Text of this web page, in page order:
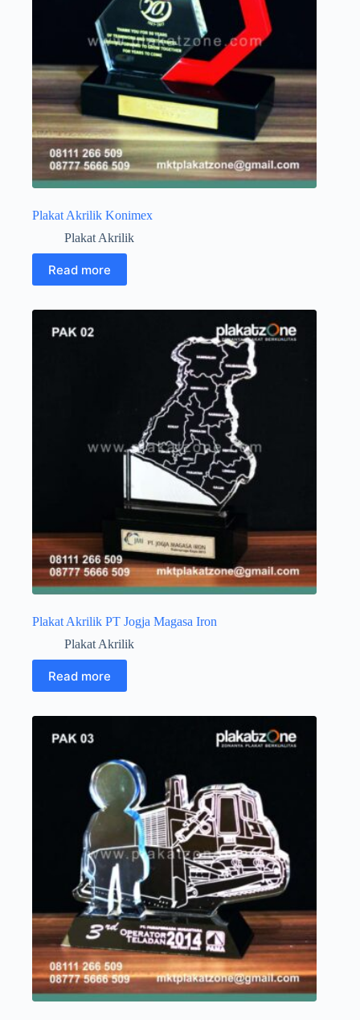
Plakat Akrilik Konimex
Plakat Akrilik
Read more
Plakat Akrilik PT Jogja Magasa Iron
Plakat Akrilik
Read more